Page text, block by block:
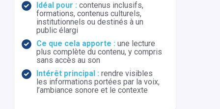
Idéal pour : contenus inclusifs,
formations, contenus culturels,
institutionnels ou destinés à un
public élargi
Ce que cela apporte : une lecture
plus complète du contenu, y compris
sans accès au son
Intérêt principal : rendre visibles
les informations portées par la voix,
l’ambiance sonore et le contexte